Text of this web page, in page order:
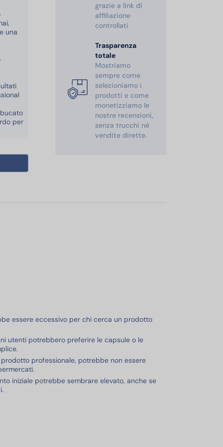
una
per
grazie a link di
affiliazione
controllati
Trasparenza
totale
Mostriamo
sempre come
selezioniamo i
prodotti e come
monetizziamo le
nostre recensioni,
senza trucchi né
vendite dirette.
essere eccessivo per chi cerca un prodotto
utenti potrebbero preferire le capsule o le
professionale, potrebbe non essere
iniziale potrebbe sembrare elevato, anche se